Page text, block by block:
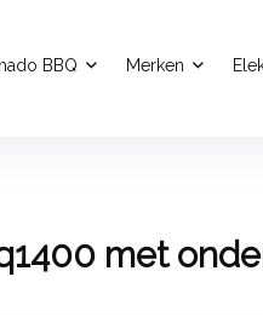
BBQ Merken
met